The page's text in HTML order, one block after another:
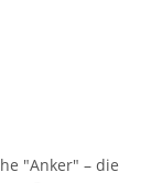
"Anker" – die